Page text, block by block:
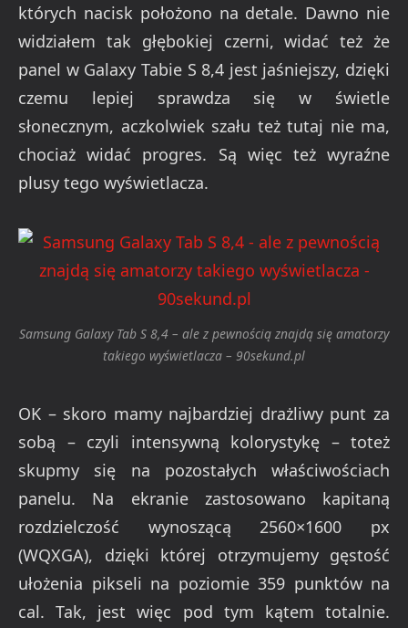
których nacisk położono na detale. Dawno nie
widziałem tak głębokiej czerni, widać też że
panel w Galaxy Tabie S 8,4 jest jaśniejszy, dzięki
czemu lepiej sprawdza się w świetle
słonecznym, aczkolwiek szału też tutaj nie ma,
chociaż widać progres. Są więc też wyraźne
plusy tego wyświetlacza.
Samsung Galaxy Tab S 8,4 – ale z pewnością znajdą się amatorzy
takiego wyświetlacza – 90sekund.pl
OK – skoro mamy najbardziej drażliwy punt za
sobą – czyli intensywną kolorystykę – toteż
skupmy się na pozostałych właściwościach
panelu. Na ekranie zastosowano kapitaną
rozdzielczość wynoszącą 2560×1600 px
(WQXGA), dzięki której otrzymujemy gęstość
ułożenia pikseli na poziomie 359 punktów na
cal. Tak, jest więc pod tym kątem totalnie.